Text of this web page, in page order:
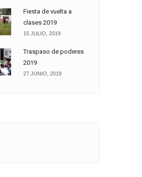
Fiesta de vuelta a
clases 2019
15 JULIO, 2019
Traspaso de poderes
2019
27 JUNIO, 2019